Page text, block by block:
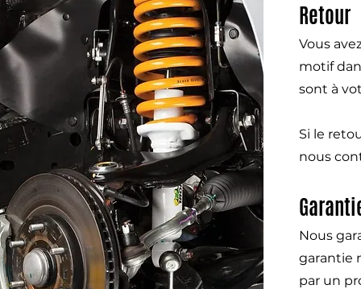
Retour
Vous
motif
sont à
Si le
nous
Nous
garantie
par un